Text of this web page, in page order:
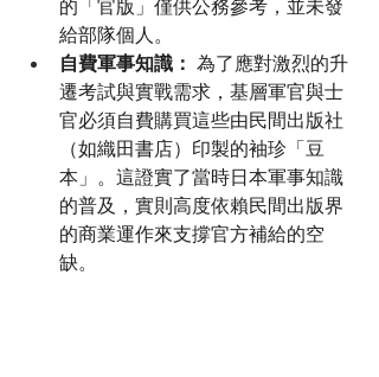
的「官版」僅供公務參考，並未發
給部隊個人。
自費軍事知識： 為了應對激烈的升
遷考試與實戰需求，基層軍官與士
官必須自費購買這些由民間出版社
（如織田書店）印製的袖珍「豆
本」。這證實了當時日本軍事知識
的普及，實則高度依賴民間出版界
的商業運作來支撐官方補給的空
缺。